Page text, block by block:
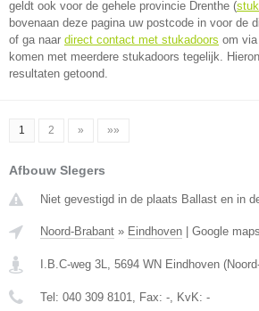
geldt ook voor de gehele provincie Drenthe (
bovenaan deze pagina uw postcode in voor de
of ga naar direct contact met stukadoors om
komen met meerdere stukadoors tegelijk.
resultaten getoond.
1 2 » »»
Afbouw Slegers
Niet gevestigd in de plaats Ballast en in
Noord-Brabant » Eindhoven Google maps
I.B.C-weg 3L, 5694 WN Eindhoven (
Tel: 040 309 8101, Fax: -, KvK: -